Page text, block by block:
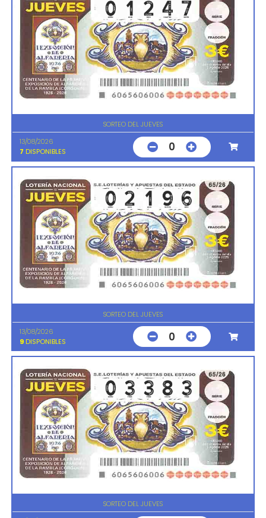
SORTEO DEL JUEVES
13/08/2026
7 DISPONIBLES 0
SORTEO DEL JUEVES
13/08/2026
9 DISPONIBLES 0
SORTEO DEL JUEVES